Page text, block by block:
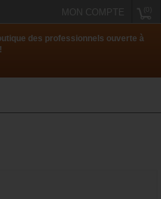
MON COMPTE
des professionnels ouverte à